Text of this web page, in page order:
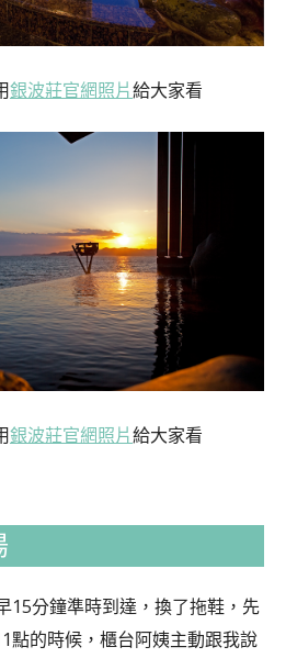
銀波莊官網照片給大家看
銀波莊官網照片給大家看
15分鐘準時到達，換了拖鞋，先
點的時候，櫃台阿姨主動跟我說